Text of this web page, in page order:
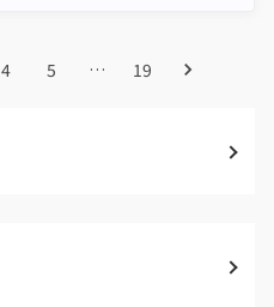
4 5 … 19